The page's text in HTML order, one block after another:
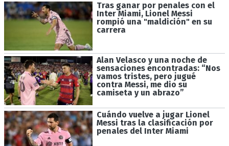
Tras ganar por penales con el
Inter Miami, Lionel Messi
rompió una "maldición" en su
carrera
Alan Velasco y una noche de
sensaciones encontradas: “Nos
vamos tristes, pero jugué
contra Messi, me dio su
camiseta y un abrazo”
Cuándo vuelve a jugar Lionel
Messi tras la clasificación por
penales del Inter Miami